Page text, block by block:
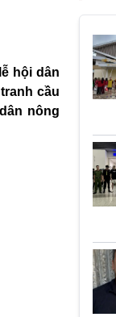
hội dân
cầu
nông